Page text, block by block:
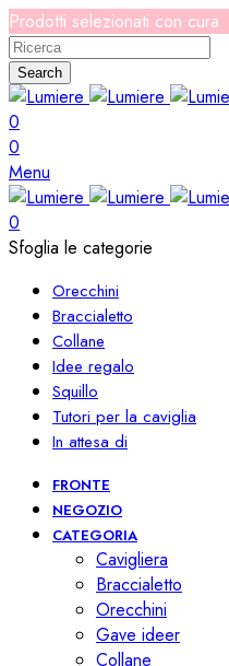
Prodotti selezionati con cura
Search
0
0
Menu
0
Sfoglia le categorie
Orecchini
Braccialetto
Collane
Idee regalo
Squillo
Tutori per la caviglia
In attesa di
FRONTE
NEGOZIO
CATEGORIA
Cavigliera
Braccialetto
Orecchini
Gave ideer
Collane